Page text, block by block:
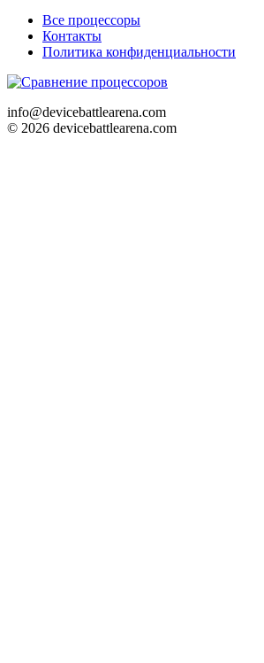
Все процессоры
Контакты
Политика конфиденциальности
info@devicebattlearena.com
© 2026 devicebattlearena.com